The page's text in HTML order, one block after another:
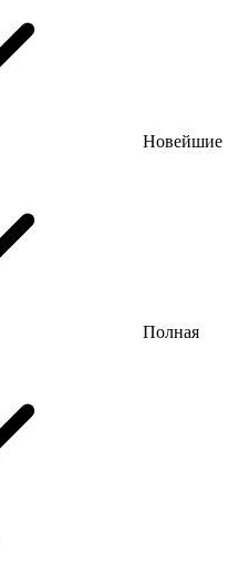
Новейшие
Полная